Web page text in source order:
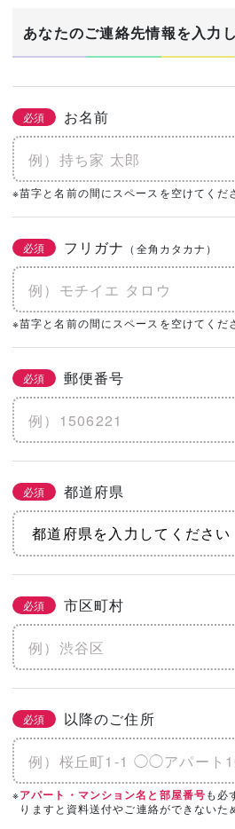
あなたのご連絡先情報を入力
必須 お名前
※苗字と名前の間にスペースを空けてくだ
必須 フリガナ （全角カタカナ）
※苗字と名前の間にスペースを空けてくだ
必須 郵便番号
必須 都道府県
必須 市区町村
必須 以降のご住所
※アパート・マンション名と部屋番号も必
りますと資料送付やご連絡ができないた